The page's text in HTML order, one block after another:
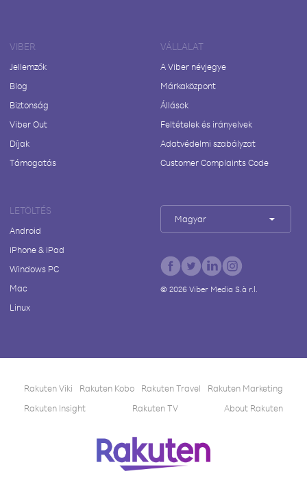
VIBER
Jellemzők
Blog
Biztonság
Viber Out
Díjak
Támogatás
VÁLLALAT
A Viber névjegye
Márkaközpont
Állások
Feltételek és irányelvek
Adatvédelmi szabályzat
Customer Complaints Code
LETÖLTÉS
Android
iPhone & iPad
Windows PC
Mac
Linux
Magyar
© 2026Viber Media S.à r.l.
Rakuten Viki Rakuten Kobo Rakuten Travel
Rakuten Marketing
Rakuten Insight
Rakuten TV About Rakuten